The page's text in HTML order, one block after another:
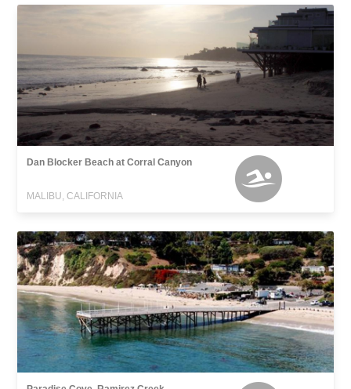
Dan Blocker Beach at Corral Canyon
MALIBU, CALIFORNIA